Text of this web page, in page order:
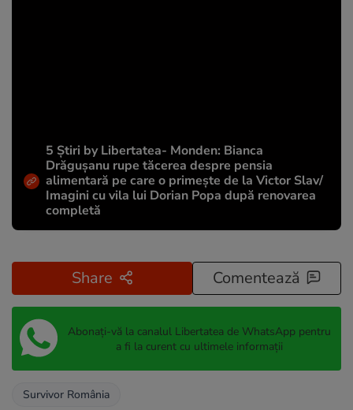
5 Știri by Libertatea- Monden: Bianca
Drăgușanu rupe tăcerea despre pensia
alimentară pe care o primește de la Victor Slav/
Imagini cu vila lui Dorian Popa după renovarea
completă
Share Comentează
Abonați-vă la canalul Libertatea de WhatsApp pentru
a fi la curent cu ultimele informații
Survivor România